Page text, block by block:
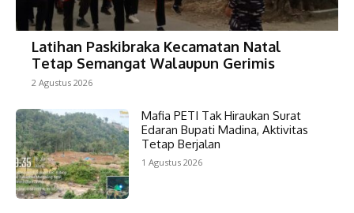
Latihan Paskibraka Kecamatan Natal
Tetap Semangat Walaupun Gerimis
2 Agustus 2026
Mafia PETI Tak Hiraukan Surat
Edaran Bupati Madina, Aktivitas
Tetap Berjalan
1 Agustus 2026